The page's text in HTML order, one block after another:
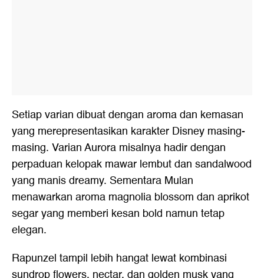
Setiap varian dibuat dengan aroma dan kemasan
yang merepresentasikan karakter Disney masing-
masing. Varian Aurora misalnya hadir dengan
perpaduan kelopak mawar lembut dan sandalwood
yang manis dreamy. Sementara Mulan
menawarkan aroma magnolia blossom dan aprikot
segar yang memberi kesan bold namun tetap
elegan.
Rapunzel tampil lebih hangat lewat kombinasi